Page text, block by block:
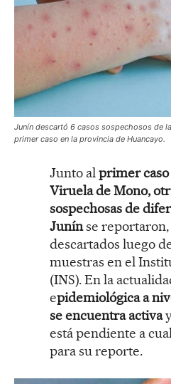
Junín descartó 6 casos sospechosos de
primer caso en la provincia de Huancayo.
Junto alprimer
Viruela de Mono,
sospechosas de
Junínse
descartados luego
muestras en el
(INS). En la
epidemiológica a
se encuentra activa
está pendiente a
para su reporte.